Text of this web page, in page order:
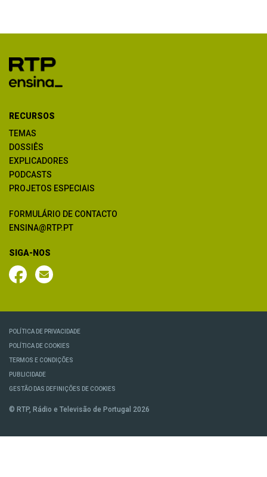
RECURSOS
TEMAS
DOSSIÊS
EXPLICADORES
PODCASTS
PROJETOS ESPECIAIS
FORMULÁRIO DE CONTACTO
ENSINA@RTP.PT
SIGA-NOS
POLÍTICA DE PRIVACIDADE
POLÍTICA DE COOKIES
TERMOS E CONDIÇÕES
PUBLICIDADE
GESTÃO DAS DEFINIÇÕES DE COOKIES
© RTP, Rádio e Televisão de Portugal 2026